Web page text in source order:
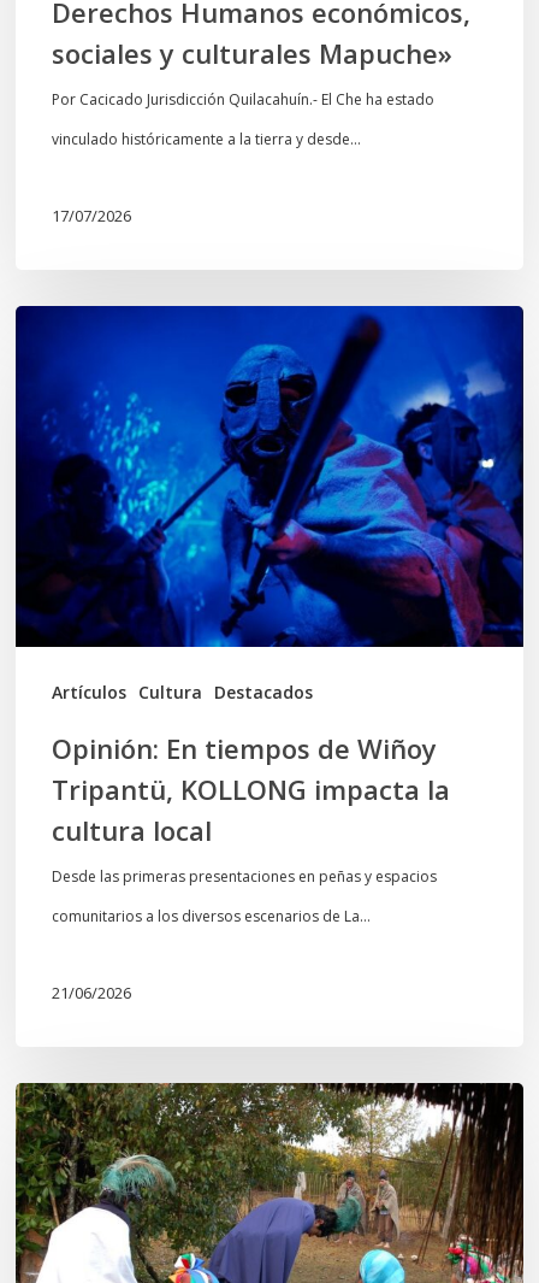
sociales
culturales
Mapuche»
Derechos Humanos económicos,
sociales y culturales Mapuche»
Por Cacicado Jurisdicción Quilacahuín.- El Che ha estado
vinculado históricamente a la tierra y desde…
17/07/2026
Artículos Cultura Destacados
tiempos
Wiñoy
Tripantü,
KOLLONG
impacta
la
cultura
Opinión: En tiempos de Wiñoy
Tripantü, KOLLONG impacta la
cultura local
Desde las primeras presentaciones en peñas y espacios
comunitarios a los diversos escenarios de La…
21/06/2026
Conmemoración
del
Wiñoy
Tripantü
y